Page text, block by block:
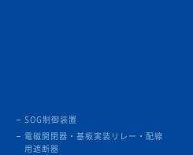
SOG制御装置
電磁開閉器・基板実装リレー・ 配線
用遮断器